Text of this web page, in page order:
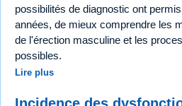
possibilités de diagnostic ont
années, de mieux comprendre les
de l'érection masculine et les
possibles.
Lire plus